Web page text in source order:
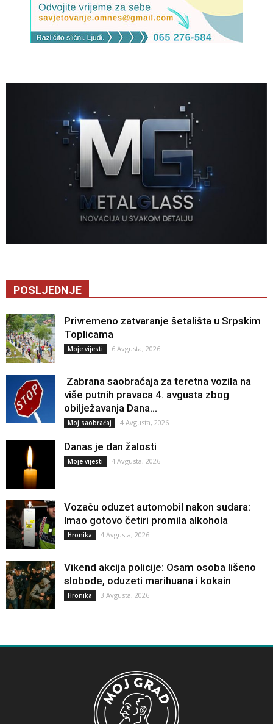
POSLJEDNJE
Privremeno zatvaranje šetališta u Srpskim
Toplicama
Moje vijesti 6 Avgusta, 2026
Zabrana saobraćaja za teretna vozila na
više putnih pravaca 4. avgusta zbog
obilježavanja Dana...
Moj saobraćaj 4 Avgusta, 2026
Danas je dan žalosti
Moje vijesti 4 Avgusta, 2026
Vozaču oduzet automobil nakon sudara:
Imao gotovo četiri promila alkohola
Hronika 4 Avgusta, 2026
Vikend akcija policije: Osam osoba lišeno
slobode, oduzeti marihuana i kokain
Hronika 3 Avgusta, 2026